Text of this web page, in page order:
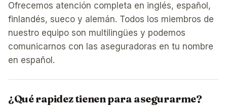
Ofrecemos atención completa en inglés, español,
finlandés, sueco y alemán. Todos los miembros de
nuestro equipo son multilingües y podemos
comunicarnos con las aseguradoras en tu nombre
en español.
¿Qué rapidez tienen para asegurarme?